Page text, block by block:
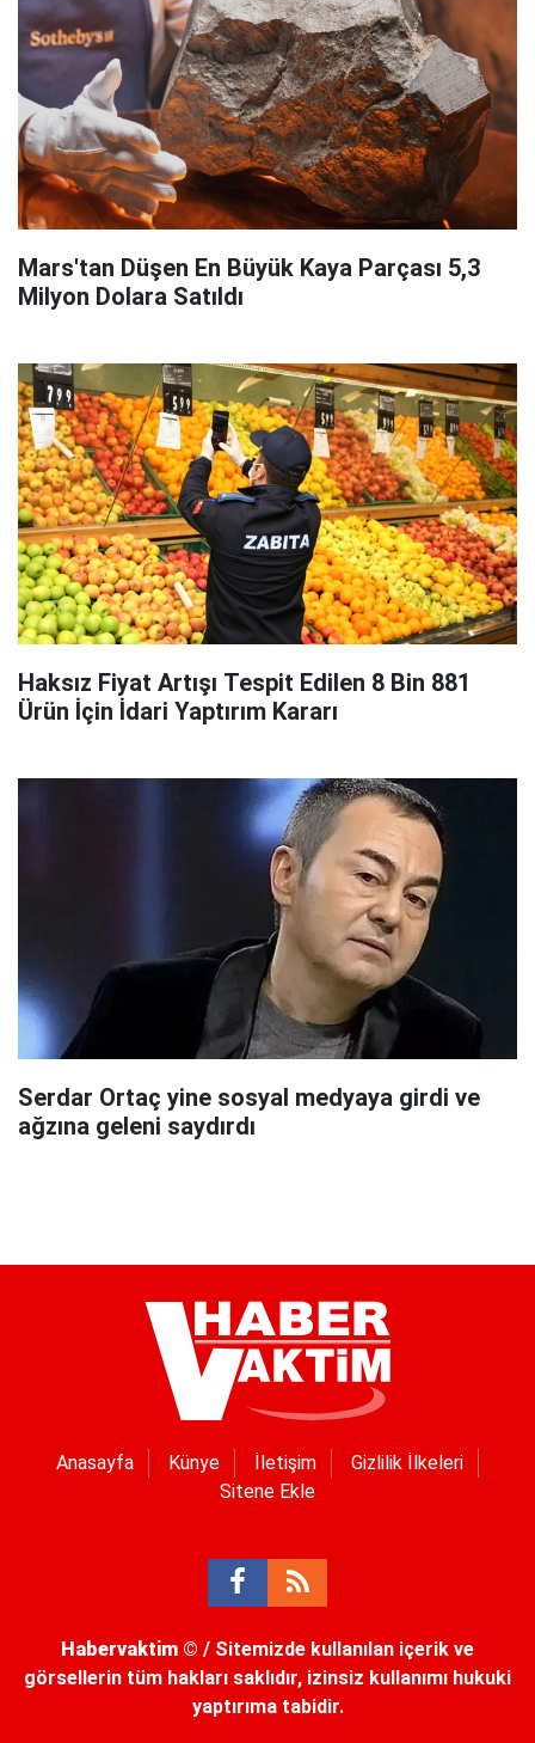
Mars'tan Düşen En Büyük Kaya Parçası 5,3
Milyon Dolara Satıldı
Haksız Fiyat Artışı Tespit Edilen 8 Bin 881
Ürün İçin İdari Yaptırım Kararı
Serdar Ortaç yine sosyal medyaya girdi ve
ağzına geleni saydırdı
Anasayfa Künye İletişim
Gizlilik İlkeleri
Sitene Ekle
Habervaktim © / Sitemizde kullanılan içerik ve
görsellerin tüm hakları saklıdır, izinsiz kullanımı hukuki
yaptırıma tabidir.